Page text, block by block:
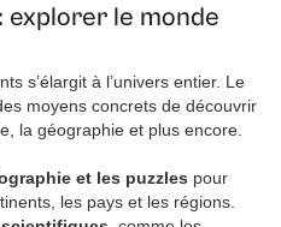
le monde
s’élargit à l’univers entier. Le
moyens concrets de découvrir
la géographie et plus encore.
et les puzzles pour
les pays et les régions.